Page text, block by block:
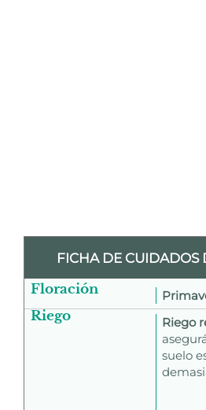
FICHA DE CUIDADOS
Floración
Riego Riego
suelo